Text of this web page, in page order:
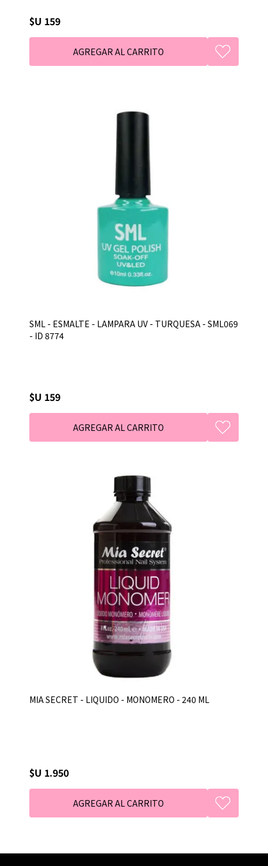
$U 159
SML - ESMALTE - LAMPARA UV - TURQUESA - SML069
- ID 8774
$U 159
MIA SECRET - LIQUIDO - MONOMERO - 240 ML
$U 1.950